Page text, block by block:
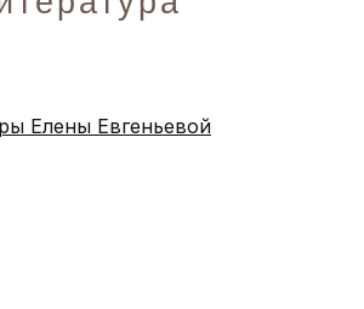
Елены Евгеньевой